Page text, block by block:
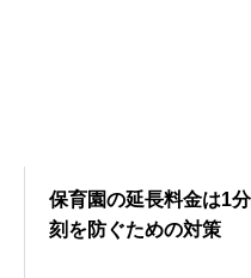
保育園の延長料金は1
刻を防ぐための対策